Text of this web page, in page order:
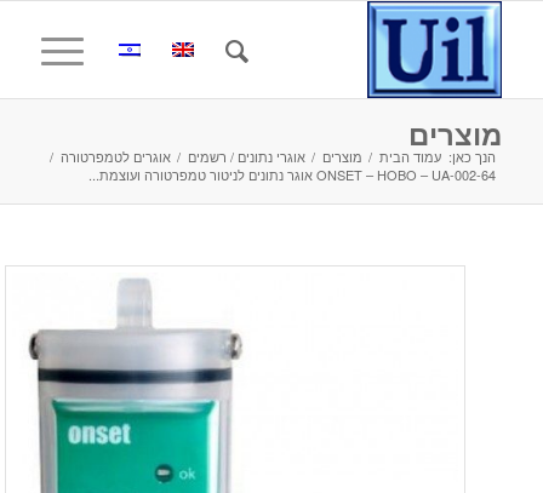
מוצרים
הנך כאן: עמוד הבית / מוצרים / אוגרי נתונים / רשמים / אוגרים לטמפרטורה /
ONSET – HOBO – UA-002-64 אוגר נתונים לניטור טמפרטורה ועוצמת...